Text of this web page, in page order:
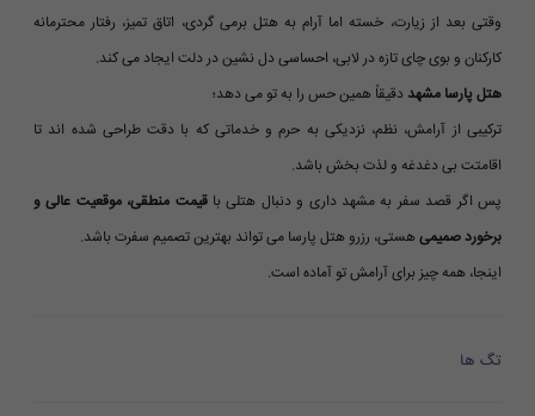
وقتی بعد از زیارت، خسته اما آرام به هتل برمی گردی، اتاق تمیز، رفتار محترمانه
کارکنان و بوی چای تازه در لابی، احساسی دل نشین در دلت ایجاد می کند.
هتل پارسا مشهد دقیقاً همین حس را به تو می دهد؛
ترکیبی از آرامش، نظم، نزدیکی به حرم و خدماتی که با دقت طراحی شده اند تا
اقامتت بی دغدغه و لذت بخش باشد.
پس اگر قصد سفر به مشهد داری و دنبال هتلی باقیمت منطقی، موقعیت عالی و
برخورد صمیمی هستی، رزرو هتل پارسا می تواند بهترین تصمیم سفرت باشد.
اینجا، همه چیز برای آرامش تو آماده است.
تگ ها